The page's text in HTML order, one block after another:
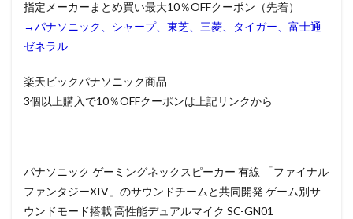
指定メーカーまとめ買い最大10％OFFクーポン（先着）
→パナソニック、シャープ、東芝、三菱、タイガー、富士通
ゼネラル
楽天ビックパナソニック商品
3個以上購入で10％OFFクーポンは上記リンクから
パナソニック ゲーミングネックスピーカー 有線 「ファイナル
ファンタジーXIV」のサウンドチームと共同開発 ゲーム別サ
ウンドモード搭載 高性能デュアルマイク SC-GN01